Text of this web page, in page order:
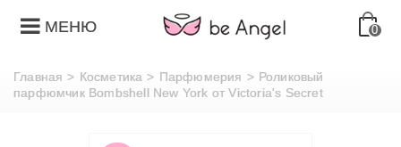
МЕНЮ 0
Главная > Косметика > Парфюмерия > Роликовый
парфюмчик Bombshell New York от Victoria's Secret